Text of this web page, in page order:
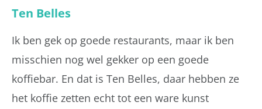
Ten Belles
Ik ben gek op goede restaurants, maar ik ben
misschien nog wel gekker op een goede
koffiebar. En dat is Ten Belles, daar hebben ze
het koffie zetten echt tot een ware kunst